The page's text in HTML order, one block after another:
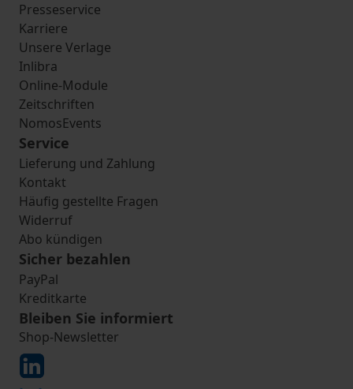
Presseservice
Karriere
Unsere Verlage
Inlibra
Online-Module
Zeitschriften
NomosEvents
Service
Lieferung und Zahlung
Kontakt
Häufig gestellte Fragen
Widerruf
Abo kündigen
Sicher bezahlen
PayPal
Kreditkarte
Bleiben Sie informiert
Shop-Newsletter